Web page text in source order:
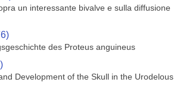
un interessante bivalve e sulla diffusione
des Proteus anguineus
Development of the Skull in the Urodelous